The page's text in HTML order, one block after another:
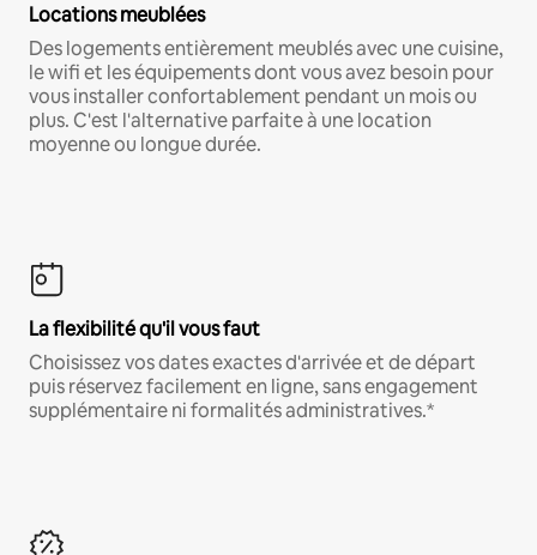
Locations meublées
Des logements entièrement meublés avec une cuisine,
le wifi et les équipements dont vous avez besoin pour
vous installer confortablement pendant un mois ou
plus. C'est l'alternative parfaite à une location
moyenne ou longue durée.
La flexibilité qu'il vous faut
Choisissez vos dates exactes d'arrivée et de départ
puis réservez facilement en ligne, sans engagement
supplémentaire ni formalités administratives.*